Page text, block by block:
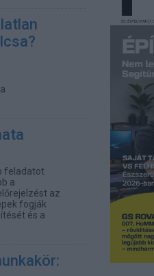
feladatot
a
az
fogják
és a